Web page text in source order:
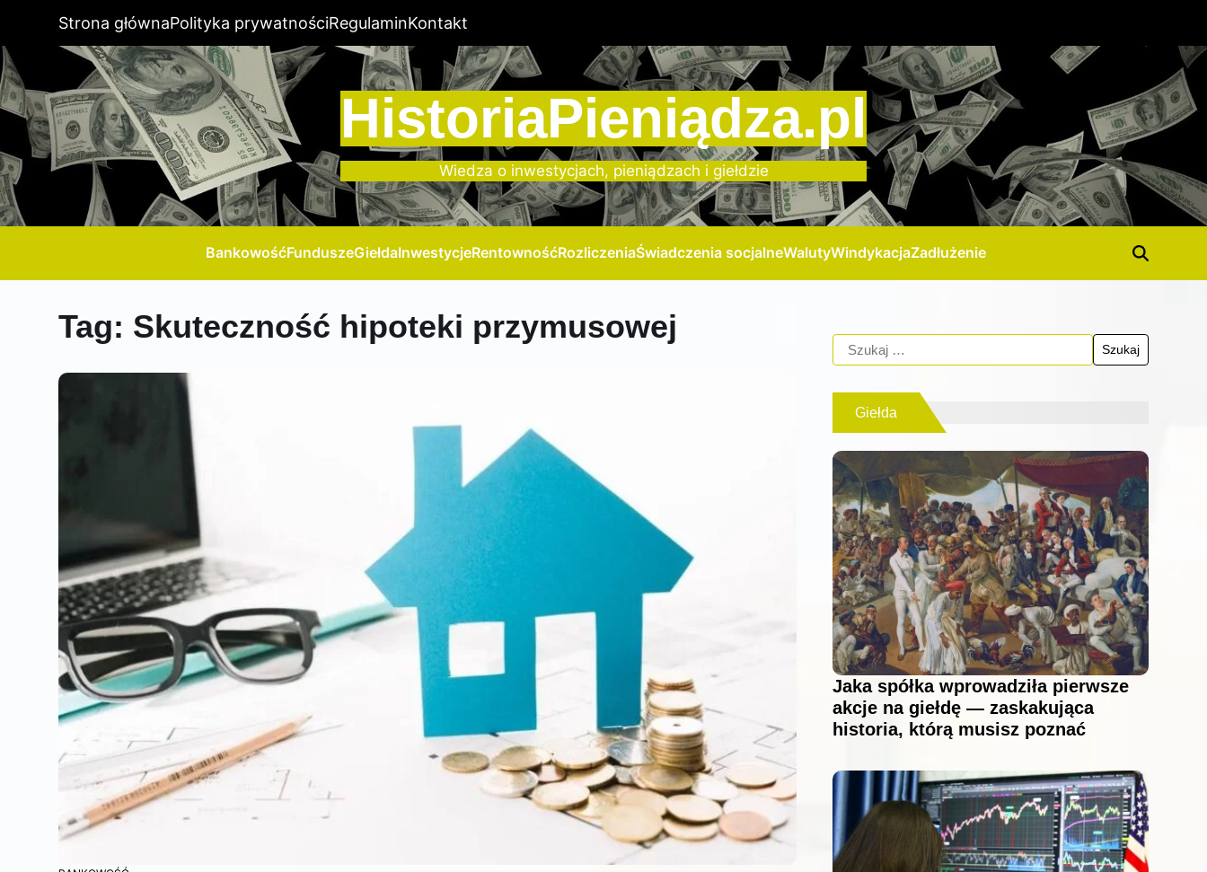
Strona głównaPolityka prywatnościRegulaminKontakt
HistoriaPieniądza.pl
Wiedza o inwestycjach, pieniądzach i giełdzie
BankowośćFunduszeGiełdaInwestycjeRentownośćRozliczeniaŚwiadczenia socjalneWalutyWindykacjaZadłużenie
Tag: Skuteczność hipoteki przymusowej
Giełda
Jaka spółka wprowadziła pierwsze
akcje na giełdę — zaskakująca
historia, którą musisz poznać